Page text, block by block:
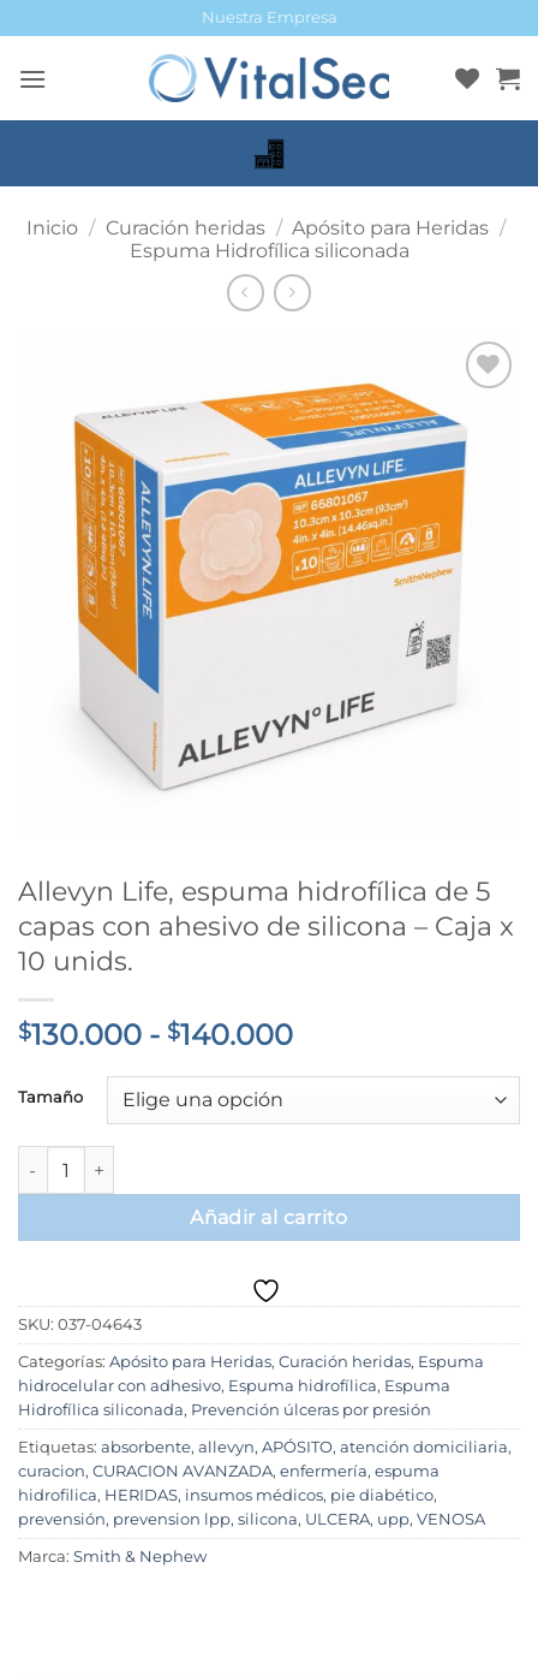
al
contenido
Nuestra Empresa
Inicio / Curación heridas / Apósito para Heridas /
Espuma Hidrofílica siliconada
Allevyn Life, espuma hidrofílica de 5
capas con ahesivo de silicona – Caja x
10 unids.
$130.000 - $140.000Rango
desde
$140.000
Tamaño
Allevyn Life, espuma hidrofílica de 5 capas con ahesivo de
Añadir al carrito
SKU: 037-04643
Categorías: Apósito para Heridas, Curación heridas, Espuma
hidrocelular con adhesivo, Espuma hidrofílica, Espuma
Hidrofílica siliconada, Prevención úlceras por presión
Etiquetas: absorbente, allevyn, APÓSITO, atención domiciliaria,
curacion, CURACION AVANZADA, enfermería, espuma
hidrofilica, HERIDAS, insumos médicos, pie diabético,
prevensión, prevension lpp, silicona, ULCERA, upp, VENOSA
Marca: Smith & Nephew